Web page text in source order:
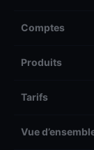
Comptes
Produits
Tarifs
Vue